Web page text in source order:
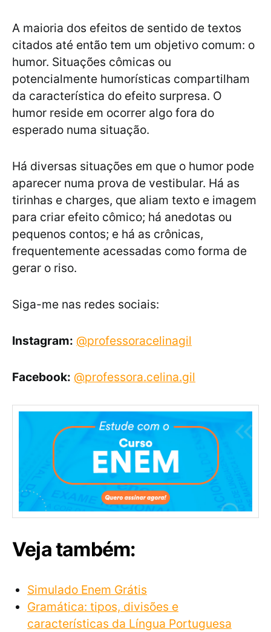
A maioria dos efeitos de sentido de textos
citados até então tem um objetivo comum: o
humor. Situações cômicas ou
potencialmente humorísticas compartilham
da característica do efeito surpresa. O
humor reside em ocorrer algo fora do
esperado numa situação.
Há diversas situações em que o humor pode
aparecer numa prova de vestibular. Há as
tirinhas e charges, que aliam texto e imagem
para criar efeito cômico; há anedotas ou
pequenos contos; e há as crônicas,
frequentemente acessadas como forma de
gerar o riso.
Siga-me nas redes sociais:
Instagram: @professoracelinagil
Facebook: @professora.celina.gil
Veja também:
Simulado Enem Grátis
Gramática: tipos, divisões e
características da Língua Portuguesa